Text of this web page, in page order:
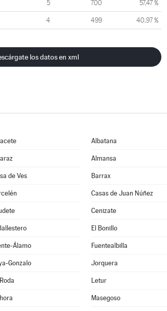
5 700 57,47 %
4 499 40,97 %
los datos en xml
Albatana
Almansa
de Ves Barrax
Casas de Juan Núñez
Cenizate
El Bonillo
Álamo Fuentealbilla
Gonzalo Jorquera
Letur
Masegoso